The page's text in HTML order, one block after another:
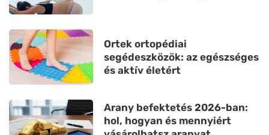
Ortek ortopédiai
segédeszközök: az egészséges
és aktív életért
Arany befektetés 2026-ban:
hol, hogyan és mennyiért